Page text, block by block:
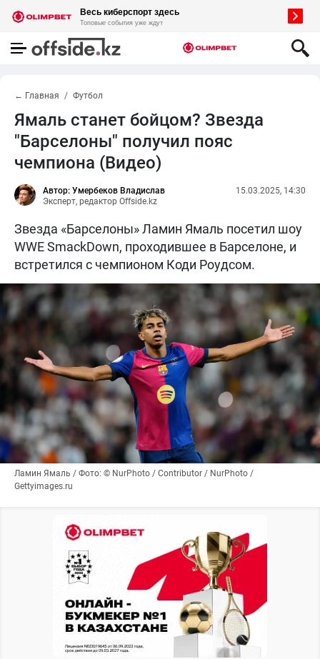
← Главная Футбол
Ямаль станет бойцом? Звезда
"Барселоны" получил пояс
чемпиона (Видео)
Автор: Умербеков Владислав
Эксперт, редактор Offside.kz
15.03.2025, 14:30
Звезда «Барселоны» Ламин Ямаль посетил шоу
WWE SmackDown, проходившее в Барселоне, и
встретился с чемпионом Коди Роудсом.
Ламин Ямаль / Фото: © NurPhoto / Contributor / NurPhoto /
Gettyimages.ru